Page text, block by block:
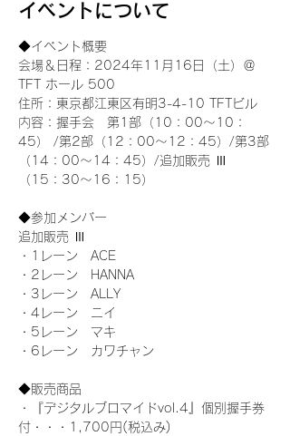
イベントについて
◆イベント概要
会場＆日程：2024年11月16日（土）＠
TFT ホール 500
住所：東京都江東区有明3-4-10 TFTビル
内容：握手会　第1部（10：00～10：
45） /第2部（12：00～12：45）/第3部
（14：00～14：45）/追加販売 Ⅲ
（15：30～16：15）
◆参加メンバー
追加販売 Ⅲ
・1レーン　ACE
・2レーン　HANNA
・3レーン　ALLY
・4レーン　ニイ
・5レーン　マキ
・6レーン　カワチャン
◆販売商品
・『デジタルブロマイドvol.4』個別握手券
付・・・1,700円(税込み)